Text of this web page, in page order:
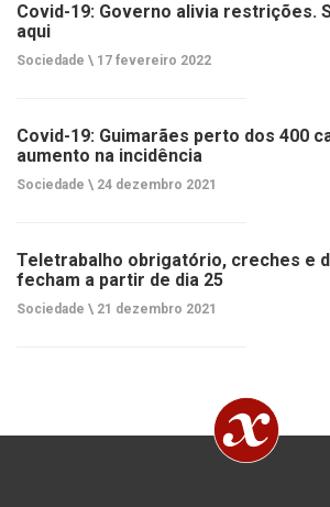
Covid-19: Governo alivia restrições.
aqui
Sociedade \ 17 fevereiro 2022
Covid-19: Guimarães perto dos 400
aumento na incidência
Sociedade \ 24 dezembro 2021
Teletrabalho obrigatório, creches e
fecham a partir de dia 25
Sociedade \ 21 dezembro 2021